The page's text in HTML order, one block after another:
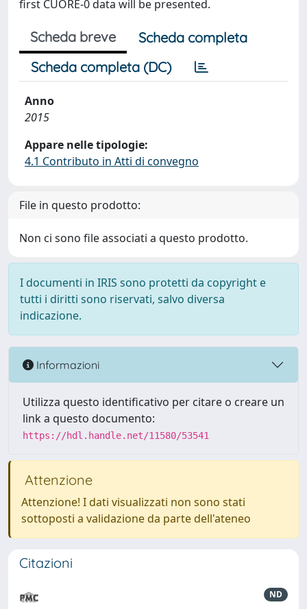
first CUORE-0 data will be presented.
Scheda breve
Scheda completa
Scheda completa (DC)
Anno
2015
Appare nelle tipologie:
4.1 Contributo in Atti di convegno
File in questo prodotto:
Non ci sono file associati a questo prodotto.
I documenti in IRIS sono protetti da copyright e
tutti i diritti sono riservati, salvo diversa
indicazione.
Informazioni
Utilizza questo identificativo per citare o creare un
link a questo documento:
https://hdl.handle.net/11580/53541
Attenzione
Attenzione! I dati visualizzati non sono stati
sottoposti a validazione da parte dell'ateneo
Citazioni
ND